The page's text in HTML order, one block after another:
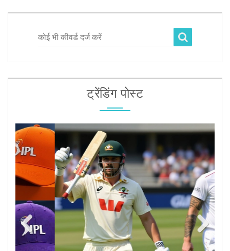
कोई भी कीवर्ड दर्ज करें
ट्रेंडिंग पोस्ट